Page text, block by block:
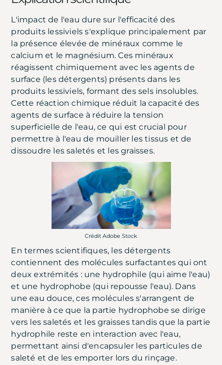
L'impact de l'eau dure sur l'efficacité des
produits lessiviels s'explique principalement par
la présence élevée de minéraux comme le
calcium et le magnésium. Ces minéraux
réagissent chimiquement avec les agents de
surface (les détergents) présents dans les
produits lessiviels, formant des sels insolubles.
Cette réaction chimique réduit la capacité des
agents de surface à réduire la tension
superficielle de l'eau, ce qui est crucial pour
permettre à l'eau de mouiller les tissus et de
dissoudre les saletés et les graisses.
Crédit Adobe Stock
En termes scientifiques, les détergents
contiennent des molécules surfactantes qui ont
deux extrémités : une hydrophile (qui aime l'eau)
et une hydrophobe (qui repousse l'eau). Dans
une eau douce, ces molécules s'arrangent de
manière à ce que la partie hydrophobe se dirige
vers les saletés et les graisses tandis que la partie
hydrophile reste en interaction avec l'eau,
permettant ainsi d'encapsuler les particules de
saleté et de les emporter lors du rinçage.